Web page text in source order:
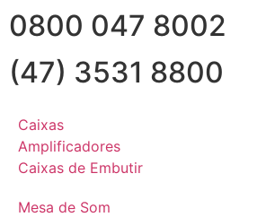
0800 047 8002
(47) 3531 8800
Caixas
Amplificadores
Caixas de Embutir
Mesa de Som